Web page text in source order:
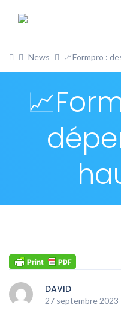
News 📈Formpro :
DAVID
27 septembre 2023